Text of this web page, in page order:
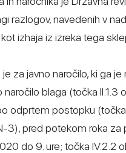
razlogov, navedenih v
izhaja iz izreka tega
za javno naročilo, ki ga je
naročilo blaga (točka II.1.3
odprtem postopku (točka
3), pred potekom roka za
do 9. ure; točka IV.2.2